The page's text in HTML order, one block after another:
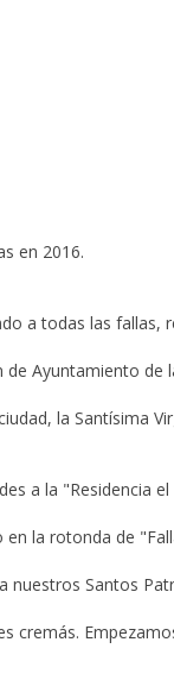
en 2016.
a todas las
Ayuntamiento
la Santísima
a la "Residencia
la rotonda de
nuestros Santos
cremás.